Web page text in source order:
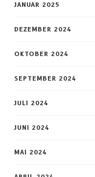
JANUAR 2025
DEZEMBER 2024
OKTOBER 2024
SEPTEMBER 2024
JULI 2024
JUNI 2024
MAI 2024